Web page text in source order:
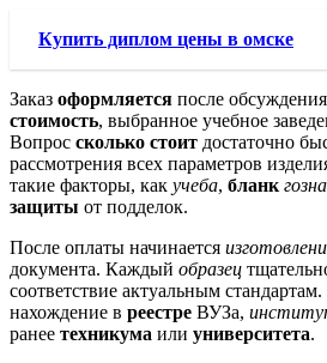
Купить диплом цены в омске
Заказ оформляется после
стоимость, выбранное учебное
Вопрос сколько стоит достаточно
рассмотрения всех параметров
такие факторы, как учеба, бланк
защиты от подделок.
После оплаты начинается
документа. Каждый образец
соответствие актуальным
нахождение в реестре ВУЗа,
ранее техникума или университета.